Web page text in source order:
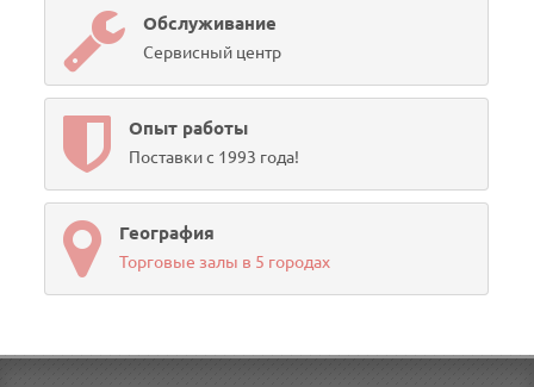
Обслуживание
Сервисный центр
Опыт работы
Поставки с 1993 года!
География
Торговые залы в 5 городах